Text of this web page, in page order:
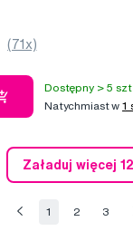
(71x)
Dostępny > 5 szt
Natychmiast w1
Załaduj więcej 12
1 2 3